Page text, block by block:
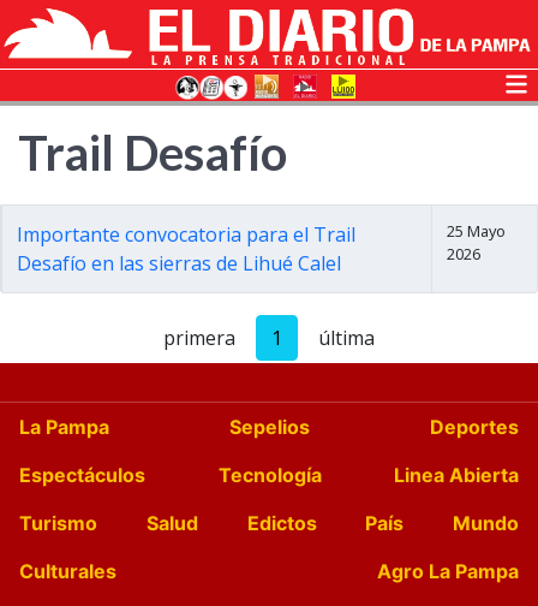
Trail Desafío
Importante convocatoria para el Trail
Desafío en las sierras de Lihué Calel
25 Mayo
2026
primera 1 última
La Pampa Sepelios
Deportes
Espectáculos
Tecnología
Linea Abierta
Turismo
Salud Edictos País
Mundo
Culturales
Agro La Pampa